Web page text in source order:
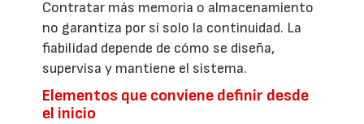
Contratar más memoria o almacenamiento
no garantiza por sí solo la continuidad. La
fiabilidad depende de cómo se diseña,
supervisa y mantiene el sistema.
Elementos que conviene definir desde
el inicio